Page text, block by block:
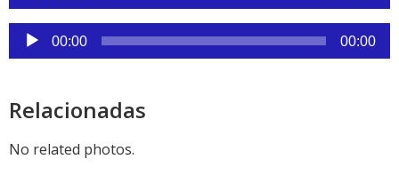
audio
Reproductor
de
00:00 00:00
Relacionadas
No related photos.